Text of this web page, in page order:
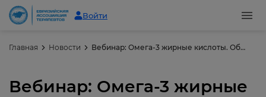
Войти
Главная Новости Вебинар: Омега-3 жирные кислоты. Обзор и консолидация данных
Вебинар: Омега-3 жирные